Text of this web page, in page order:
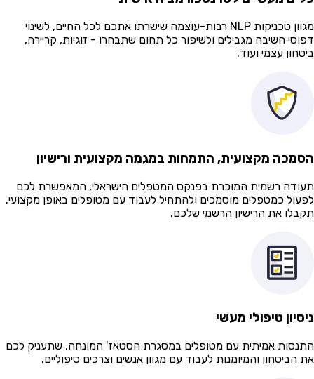
מגוון טכניקות NLP רבות-עוצמה שישרתו אתכם לכל החיים, לשינוי
חשיבה מגבילים ולשיפור כל תחום שתבחרו - זוגיות, קריירה,
עצמי ועוד.
מקצועית, התמחות במגמה מקצועית ורישיון
רשמית המוכרת בפנקס המטפלים הישראלי, המאפשרת לכם
כמטפלים מוסמכים ולהתחיל לעבוד עם מטופלים באופן מקצועי.
את הרישיון הרשמי שלכם.
טיפולי מעשי
אמיתית עם מטופלים במסגרת הסטאז' המונחה, שתעניק לכם
הביטחון והמיומנות לעבוד עם מגוון אנשים וצרכים טיפוליים.